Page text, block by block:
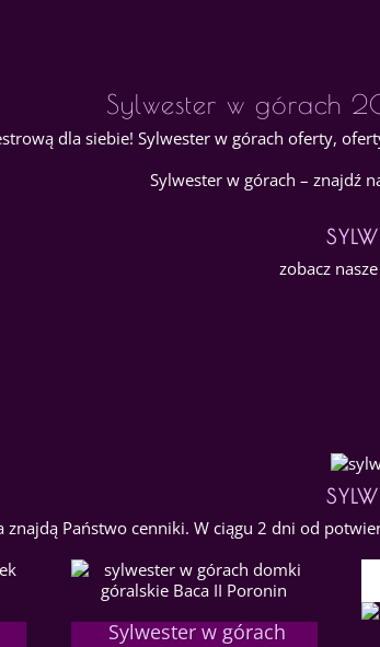
Sylwester w górach
dla siebie! Sylwester w górach oferty,
Sylwester w górach – znajdź
zobacz
Państwo cenniki. W ciągu 2 dni od
Sylwester w górach